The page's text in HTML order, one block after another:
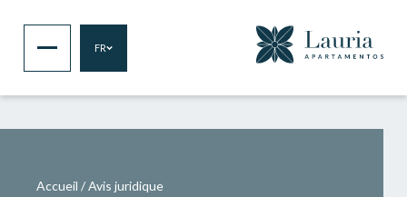
FR
Accueil /Avis juridique